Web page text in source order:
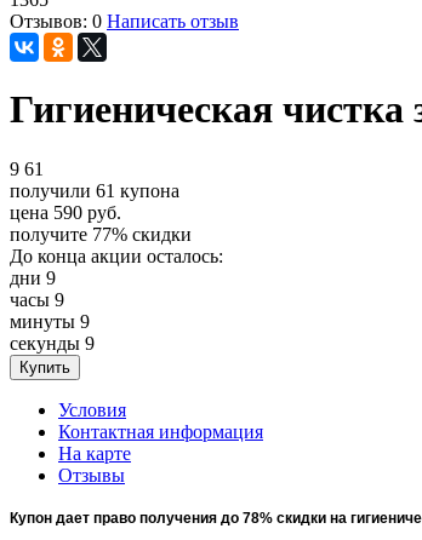
Отзывов: 0 Написать отзыв
Гигиеническая чистка
9 61
получили 61 купона
цена 590 руб.
получите 77% скидки
До конца акции осталось:
дни 9
часы 9
минуты 9
секунды 9
Условия
Контактная информация
На карте
Отзывы
Купон дает право получения до 78% скидки на